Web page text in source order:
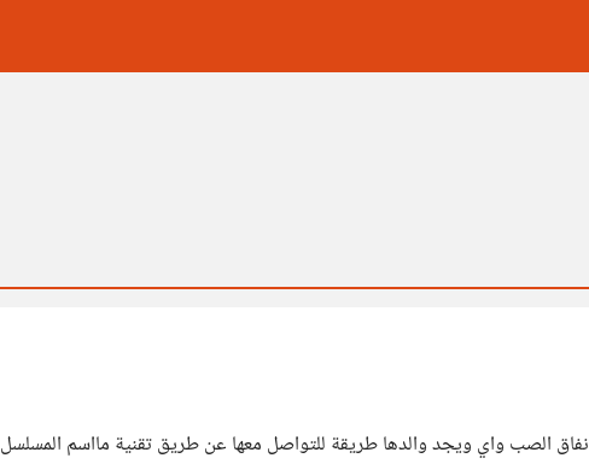
الصب واي ويجد والدها طريقة للتواصل معها عن طريق تقنية مااسم المسلسل